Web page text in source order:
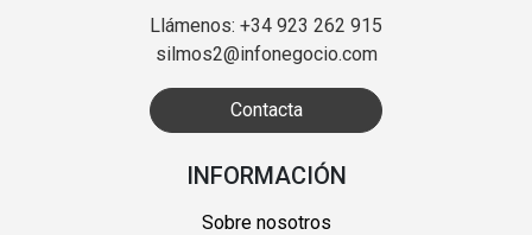
Llámenos: +34 923 262 915
silmos2@infonegocio.com
Contacta
INFORMACIÓN
Sobre nosotros